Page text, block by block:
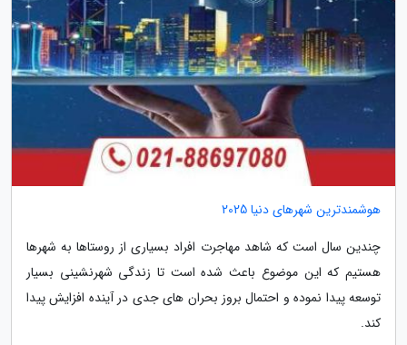
هوشمندترین شهرهای دنیا 2025
چندین سال است که شاهد مهاجرت افراد بسیاری از روستاها به شهرها
هستیم که این موضوع باعث شده است تا زندگی شهرنشینی بسیار
توسعه پیدا نموده و احتمال بروز بحران های جدی در آینده افزایش پیدا
کند.